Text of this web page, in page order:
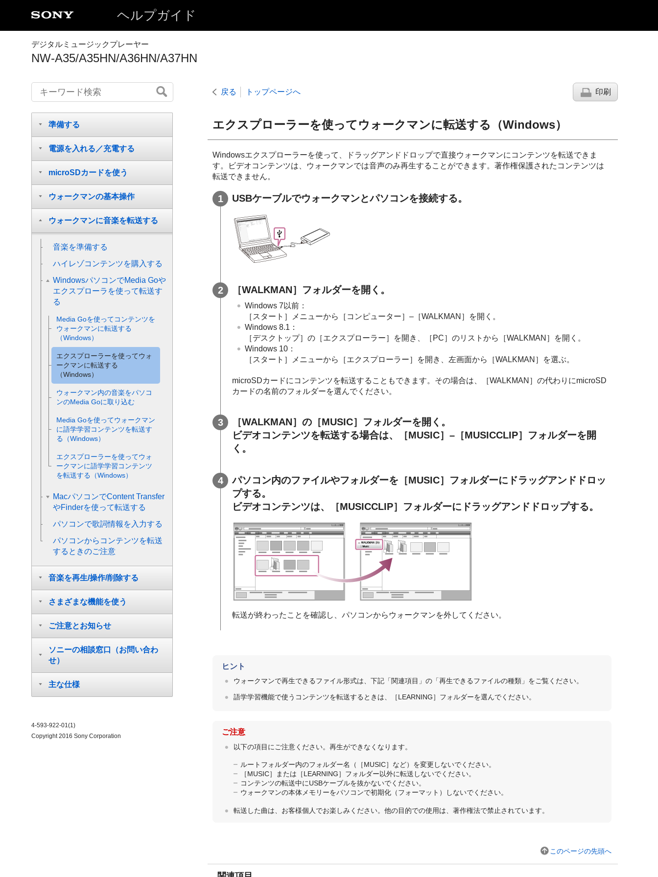
ヘルプガイド
デジタルミュージックプレーヤー
NW-A35/A35HN/A36HN/A37HN
戻る トップページへ 印刷
エクスプローラーを使ってウォークマンに転送する（Windows）
Windowsエクスプローラーを使って、ドラッグアンドドロップで直接ウォークマンにコンテンツを転送できま
す。ビデオコンテンツは、ウォークマンでは音声のみ再生することができます。著作権保護されたコンテンツは
転送できません。
USBケーブルでウォークマンとパソコンを接続する。
［WALKMAN］フォルダーを開く。
Windows 7以前：
［スタート］メニューから［コンピューター］–［WALKMAN］を開く。
Windows 8.1：
［デスクトップ］の［エクスプローラー］を開き、［PC］のリストから［WALKMAN］を開く。
Windows 10：
［スタート］メニューから［エクスプローラー］を開き、左画面から［WALKMAN］を選ぶ。
microSDカードにコンテンツを転送することもできます。その場合は、［WALKMAN］の代わりにmicroSD
カードの名前のフォルダーを選んでください。
［WALKMAN］の［MUSIC］フォルダーを開く。
ビデオコンテンツを転送する場合は、［MUSIC］–［MUSICCLIP］フォルダーを開
く。
パソコン内のファイルやフォルダーを［MUSIC］フォルダーにドラッグアンドドロッ
プする。
ビデオコンテンツは、［MUSICCLIP］フォルダーにドラッグアンドドロップする。
転送が終わったことを確認し、パソコンからウォークマンを外してください。
ヒント
ウォークマンで再生できるファイル形式は、下記「関連項目」の「再生できるファイルの種類」をご覧ください。
語学学習機能で使うコンテンツを転送するときは、［LEARNING］フォルダーを選んでください。
ご注意
以下の項目にご注意ください。再生ができなくなります。
ルートフォルダー内のフォルダー名（［MUSIC］など）を変更しないでください。
［MUSIC］または［LEARNING］フォルダー以外に転送しないでください。
コンテンツの転送中にUSBケーブルを抜かないでください。
ウォークマンの本体メモリーをパソコンで初期化（フォーマット）しないでください。
転送した曲は、お客様個人でお楽しみください。他の目的での使用は、著作権法で禁止されています。
このページの先頭へ
準備する
電源を入れる／充電する
microSDカードを使う
ウォークマンの基本操作
ウォークマンに音楽を転送する
音楽を準備する
ハイレゾコンテンツを購入する
WindowsパソコンでMedia Goや
エクスプローラを使って転送す
る
Media Goを使ってコンテンツを
ウォークマンに転送する
（Windows）
エクスプローラーを使ってウォ
ークマンに転送する
（Windows）
ウォークマン内の音楽をパソコ
ンのMedia Goに取り込む
Media Goを使ってウォークマン
に語学学習コンテンツを転送す
る（Windows）
エクスプローラーを使ってウォ
ークマンに語学学習コンテンツ
を転送する（Windows）
MacパソコンでContent Transfer
やFinderを使って転送する
パソコンで歌詞情報を入力する
パソコンからコンテンツを転送
するときのご注意
音楽を再生/操作/削除する
さまざまな機能を使う
ご注意とお知らせ
ソニーの相談窓口（お問い合わ
せ）
主な仕様
4-593-922-01(1)
Copyright 2016 Sony Corporation